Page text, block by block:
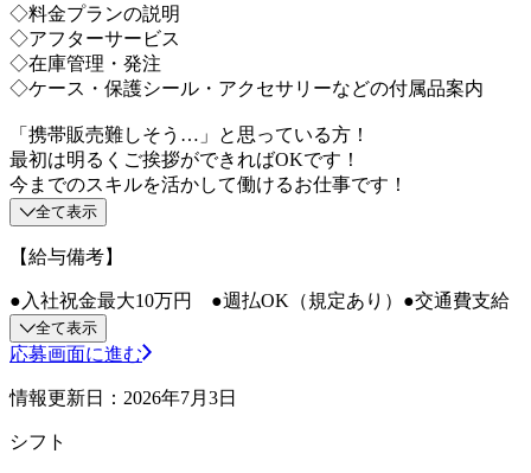
◇料金プランの説明
◇アフターサービス
◇在庫管理・発注
◇ケース・保護シール・アクセサリーなどの付属品案内
「携帯販売難しそう…」と思っている方！
最初は明るくご挨拶ができればOKです！
今までのスキルを活かして働けるお仕事です！
全て表示
【給与備考】
●入社祝金最大10万円 ●週払OK（規定あり）●交通費支給
全て表示
応募画面に進む
情報更新日：2026年7月3日
シフト